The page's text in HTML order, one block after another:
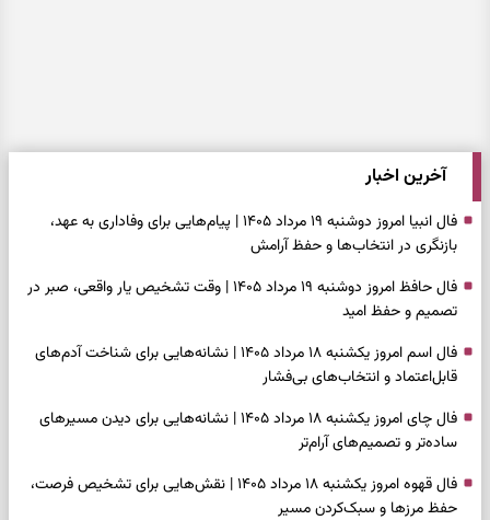
آخرین اخبار
فال انبیا امروز دوشنبه ۱۹ مرداد ۱۴۰۵ | پیام‌هایی برای وفاداری به عهد،
بازنگری در انتخاب‌ها و حفظ آرامش
فال حافظ امروز دوشنبه ۱۹ مرداد ۱۴۰۵ | وقت تشخیص یار واقعی، صبر در
تصمیم و حفظ امید
فال اسم امروز یکشنبه ۱۸ مرداد ۱۴۰۵ | نشانه‌هایی برای شناخت آدم‌های
قابل‌اعتماد و انتخاب‌های بی‌فشار
فال چای امروز یکشنبه ۱۸ مرداد ۱۴۰۵ | نشانه‌هایی برای دیدن مسیرهای
ساده‌تر و تصمیم‌های آرام‌تر
فال قهوه امروز یکشنبه ۱۸ مرداد ۱۴۰۵ | نقش‌هایی برای تشخیص فرصت،
حفظ مرزها و سبک‌کردن مسیر